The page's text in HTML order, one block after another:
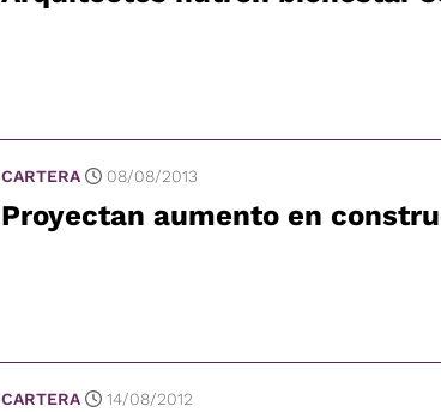
CARTERA 08/08/2013
Proyectan aumento en
CARTERA 14/08/2012